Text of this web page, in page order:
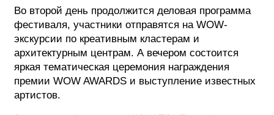
Во второй день продолжится деловая программа
фестиваля, участники отправятся на WOW-
экскурсии по креативным кластерам и
архитектурным центрам. А вечером состоится
яркая тематическая церемония награждения
премии WOW AWARDS и выступление известных
артистов.